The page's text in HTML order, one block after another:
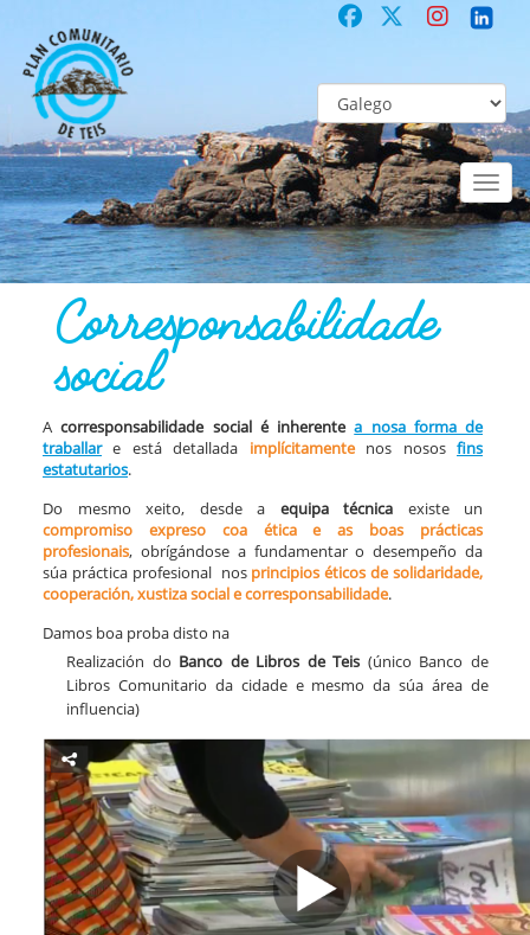
Toggle
COMUNITARIO Co-laboración participativa Corresponsabilidade
Corresponsabilidade
social
Acorresponsabilidade social é inherentea nosa forma de
traballare está detallada implícitamentenos nososfins
estatutarios.
Do mesmo xeito, desde a equipa técnica existe un
compromiso expreso coa ética e as boas prácticas
profesionais, obrígándose a fundamentar o desempeño da
súa práctica profesional nos principios éticos de solidaridade,
cooperación, xustiza social e corresponsabilidade.
Damos boa proba disto na
Realización do Banco de Libros de Teis (único Banco de
Libros Comunitario da cidade e mesmo da súa área de
influencia)